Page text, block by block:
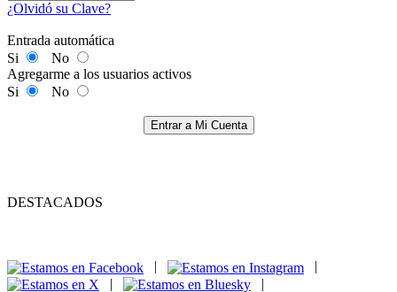
¿Olvidó su Clave?
Entrada automática
Si
No
Agregarme a los usuarios activos
Si
No
Entrar a Mi Cuenta
DESTACADOS
|
|